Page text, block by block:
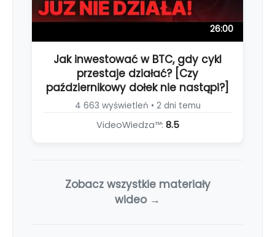
26:00
Jak inwestować w BTC, gdy cykl
przestaje działać? [Czy
październikowy dołek nie nastąpi?]
4 663 wyświetleń • 2 dni temu
VideoWiedza™: 8.5
Zobacz wszystkie materiały
wideo →